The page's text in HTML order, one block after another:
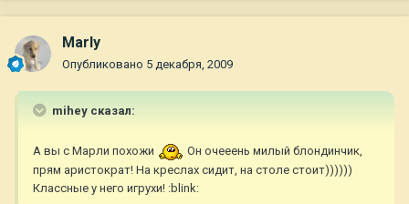
Marly
Опубликовано 5 декабря, 2009
mihey сказал:
А вы с Марли похожи
Он очееень милый блондинчик,
прям аристократ! На креслах сидит, на столе стоит))))))
Классные у него игрухи! :blink: